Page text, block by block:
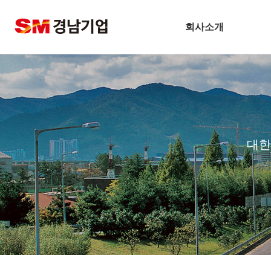
회사소개
기업개요
CEO 인사말
비전
주요연혁
경남슬롯사이트 볼트 메이저
안전보건방침
기술경영
환경경영
찾아오시는길
대